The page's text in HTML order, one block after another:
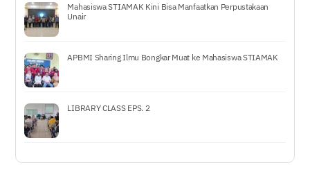
Mahasiswa STIAMAK Kini Bisa Manfaatkan Perpustakaan
Unair
APBMI Sharing Ilmu Bongkar Muat ke Mahasiswa STIAMAK
LIBRARY CLASS EPS. 2